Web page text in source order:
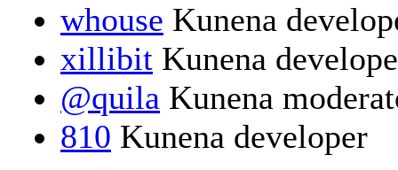
whouse Kunena
xillibit Kunena
@quila Kunena
810 Kunena developer